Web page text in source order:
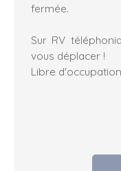
fermée.
Sur RV
vous déplacer !
Libre d'occupation